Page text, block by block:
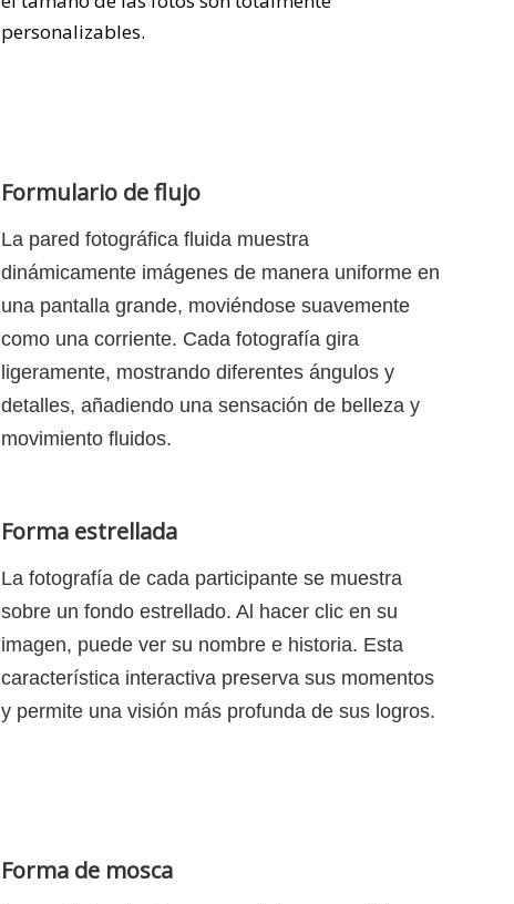
personalizables.
Formulario de flujo
La pared fotográfica fluida muestra
dinámicamente imágenes de manera uniforme en
una pantalla grande, moviéndose suavemente
como una corriente. Cada fotografía gira
ligeramente, mostrando diferentes ángulos y
detalles, añadiendo una sensación de belleza y
movimiento fluidos.
Forma estrellada
La fotografía de cada participante se muestra
sobre un fondo estrellado. Al hacer clic en su
imagen, puede ver su nombre e historia. Esta
característica interactiva preserva sus momentos
y permite una visión más profunda de sus logros.
Forma de mosca